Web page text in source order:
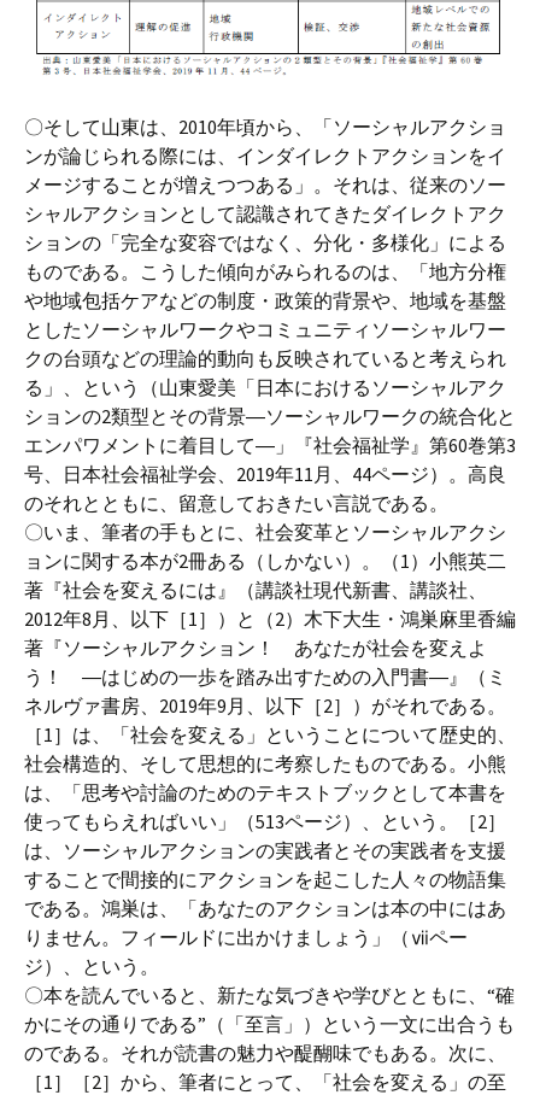
〇そして山東は、2010年頃から、「ソーシャルアクショ
ンが論じられる際には、インダイレクトアクションをイ
メージすることが増えつつある」。それは、従来のソー
シャルアクションとして認識されてきたダイレクトアク
ションの「完全な変容ではなく、分化・多様化」による
ものである。こうした傾向がみられるのは、「地方分権
や地域包括ケアなどの制度・政策的背景や、地域を基盤
としたソーシャルワークやコミュニティソーシャルワー
クの台頭などの理論的動向も反映されていると考えられ
る」、という（山東愛美「日本におけるソーシャルアク
ションの2類型とその背景―ソーシャルワークの統合化と
エンパワメントに着目して―」『社会福祉学』第60巻第3
号、日本社会福祉学会、2019年11月、44ページ）。高良
のそれとともに、留意しておきたい言説である。
〇いま、筆者の手もとに、社会変革とソーシャルアクシ
ョンに関する本が2冊ある（しかない）。（1）小熊英二
著『社会を変えるには』（講談社現代新書、講談社、
2012年8月、以下［1］）と（2）木下大生・鴻巣麻里香編
著『ソーシャルアクション！ あなたが社会を変えよ
う！ ―はじめの一歩を踏み出すための入門書―』（ミ
ネルヴァ書房、2019年9月、以下［2］）がそれである。
［1］は、「社会を変える」ということについて歴史的、
社会構造的、そして思想的に考察したものである。小熊
は、「思考や討論のためのテキストブックとして本書を
使ってもらえればいい」（513ページ）、という。［2］
は、ソーシャルアクションの実践者とその実践者を支援
することで間接的にアクションを起こした人々の物語集
である。鴻巣は、「あなたのアクションは本の中にはあ
りません。フィールドに出かけましょう」（ⅶペー
ジ）、という。
〇本を読んでいると、新たな気づきや学びとともに、“確
かにその通りである”（「至言」）という一文に出合うも
のである。それが読書の魅力や醍醐味でもある。次に、
［1］［2］から、筆者にとって、「社会を変える」の至